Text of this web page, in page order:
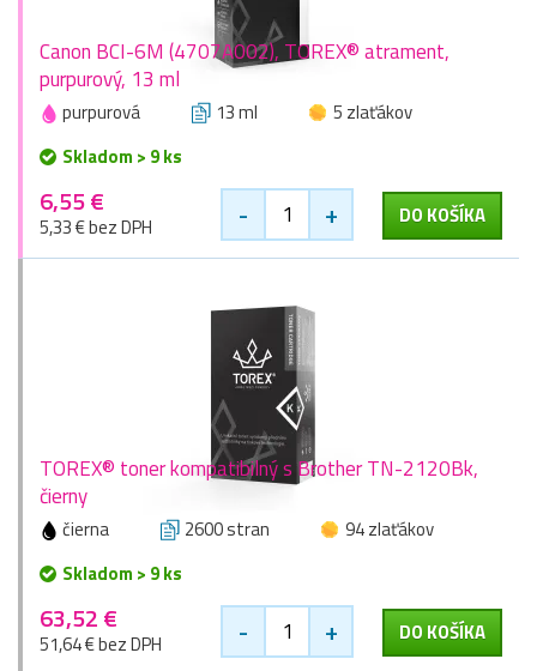
Canon BCI-6M (4707A002), TOREX® atrament,
purpurový, 13 ml
purpurová 13 ml
5 zlaťákov
Skladom > 9 ks
6,55 €
5,33 € bez DPH - + DO KOŠÍKA
TOREX® toner kompatibilný s Brother TN-2120Bk,
čierny
čierna 2600 stran
94 zlaťákov
Skladom > 9 ks
63,52 €
51,64 € bez DPH - + DO KOŠÍKA